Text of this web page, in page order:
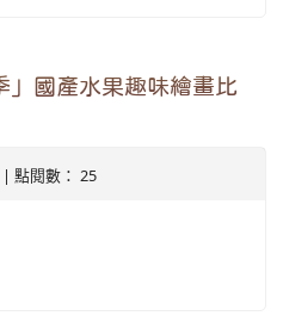
國產水果趣味繪畫比
| 點閱數： 25